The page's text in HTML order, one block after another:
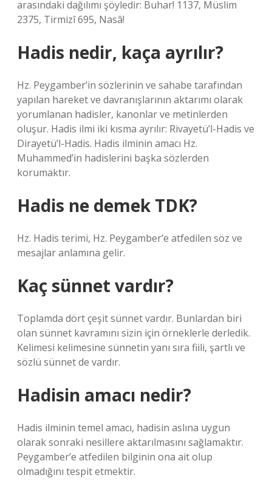
arasındaki dağılımı şöyledir: Buhar! 1137, Müslim
2375, Tirmizî 695, Nasâ!
Hadis nedir, kaça ayrılır?
Hz. Peygamber’in sözlerinin ve sahabe tarafından
yapılan hareket ve davranışlarının aktarımı olarak
yorumlanan hadisler, kanonlar ve metinlerden
oluşur. Hadis ilmi iki kısma ayrılır: Rivayetü’l-Hadis ve
Dirayetü’l-Hadis. Hadis ilminin amacı Hz.
Muhammed’in hadislerini başka sözlerden
korumaktır.
Hadis ne demek TDK?
Hz. Hadis terimi, Hz. Peygamber’e atfedilen söz ve
mesajlar anlamına gelir.
Kaç sünnet vardır?
Toplamda dört çeşit sünnet vardır. Bunlardan biri
olan sünnet kavramını sizin için örneklerle derledik.
Kelimesi kelimesine sünnetin yanı sıra fiili, şartlı ve
sözlü sünnet de vardır.
Hadisin amacı nedir?
Hadis ilminin temel amacı, hadisin aslına uygun
olarak sonraki nesillere aktarılmasını sağlamaktır.
Peygamber’e atfedilen bilginin ona ait olup
olmadığını tespit etmektir.